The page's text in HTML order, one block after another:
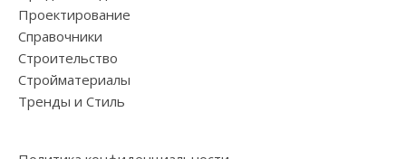
Проектирование
Справочники
Строительство
Стройматериалы
Тренды и Стиль